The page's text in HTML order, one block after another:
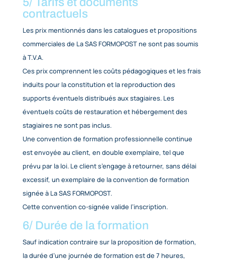
brefs délais.
4/ Durée de validité de nos
propositions commerciales
Sauf stipulation contraire dans la proposition de
formation, la durée de validité des propositions
commerciales pour les stages développés par La
FORMOPOST est de 60 jours à compter de la date
de la proposition.
5/ Tarifs et documents
contractuels
Les prix mentionnés dans les catalogues et
commerciales de La SAS FORMOPOST ne sont pas
à T.V.A.
Ces prix comprennent les coûts pédagogiques et
induits pour la constitution et la reproduction des